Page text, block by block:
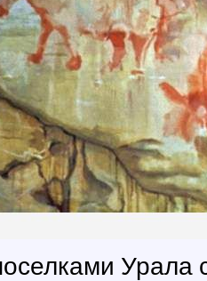
Урала